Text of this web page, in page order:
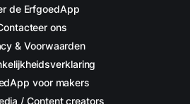
de ErfgoedApp
ons
& Voorwaarden
voor makers
/ Content creators